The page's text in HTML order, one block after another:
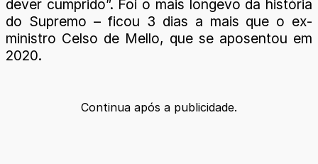
dever cumprido”. Foi o mais longevo da história
do Supremo – ficou 3 dias a mais que o ex-
ministro Celso de Mello, que se aposentou em
2020.
Continua após a publicidade.